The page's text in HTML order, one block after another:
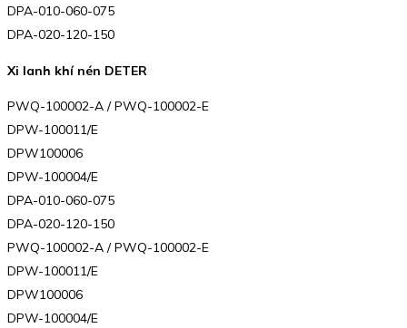
DPA-010-060-075
DPA-020-120-150
Xi lanh khí nén DETER
PWQ-100002-A / PWQ-100002-E
DPW-100011/E
DPW100006
DPW-100004/E
DPA-010-060-075
DPA-020-120-150
PWQ-100002-A / PWQ-100002-E
DPW-100011/E
DPW100006
DPW-100004/E